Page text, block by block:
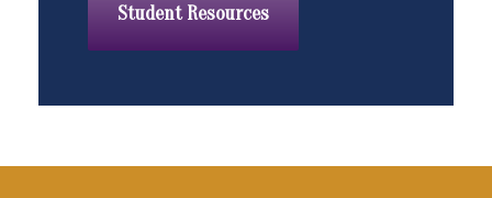
Student Resources